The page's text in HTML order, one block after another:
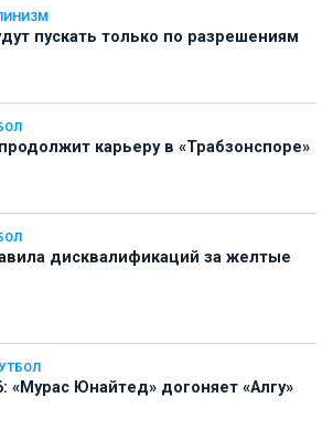
пускать только по разрешениям
карьеру в «Трабзонспоре»
дисквалификаций за желтые
«Мурас Юнайтед» догоняет «Алгу»